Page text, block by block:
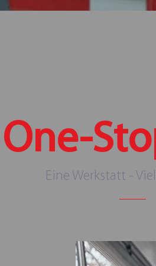
One-
Eine Werkstatt -